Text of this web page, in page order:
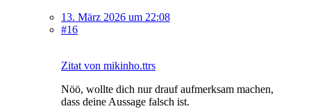
13. März 2026 um 22:08
#16
Zitat von mikinho.ttrs
Nöö, wollte dich nur drauf aufmerksam machen,
dass deine Aussage falsch ist.